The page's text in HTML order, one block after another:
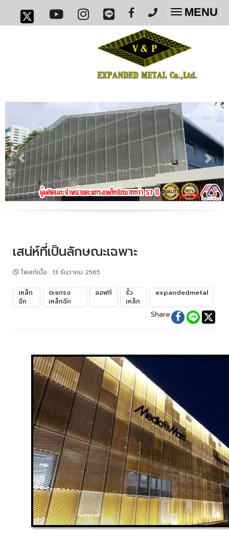
Toggle
MENU
เสน่ห์ที่เป็นลักษณะเฉพาะ
โพสต์เมื่อ : 13 ธันวาคม 2565
เหล็ก
ฉีก
ตะแกรง
เหล็กฉีก
ลอฟท์
รั้ว
เหล็ก
expandedmetal
Share